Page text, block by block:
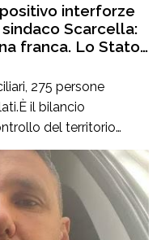
interforze
sindaco Scarcella:
franca. Lo Stato
275 persone
il bilancio
del territorio
di Gioia Tauro,
ad “Alto Impatto”
delle istituzioni e
Un’azione massiccia